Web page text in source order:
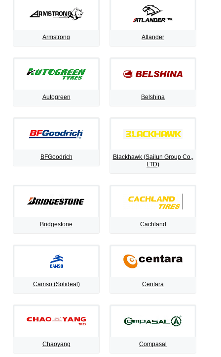
Armstrong Atlander
Autogreen Belshina
BFGoodrich
Blackhawk (Sailun Group Co.,
LTD)
Bridgestone Cachland
Camso (Solideal) Centara
Chaoyang Compasal